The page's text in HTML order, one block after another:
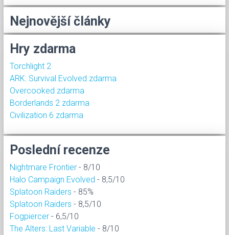
Nejnovější články
Hry zdarma
Torchlight 2
ARK: Survival Evolved zdarma
Overcooked zdarma
Borderlands 2 zdarma
Civilization 6 zdarma
Poslední recenze
Nightmare Frontier - 8/10
Halo Campaign Evolved - 8,5/10
Splatoon Raiders - 85%
Splatoon Raiders - 8,5/10
Fogpiercer - 6,5/10
The Alters: Last Variable - 8/10